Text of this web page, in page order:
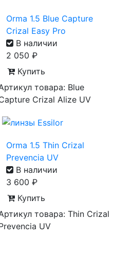
Orma 1.5 Blue Capture
Crizal Easy Pro
В наличии
2 050 ₽
Купить
товара: Blue
Crizal Alize UV
Orma 1.5 Thin Crizal
Prevencia UV
В наличии
3 600 ₽
Купить
товара: Thin Crizal
UV